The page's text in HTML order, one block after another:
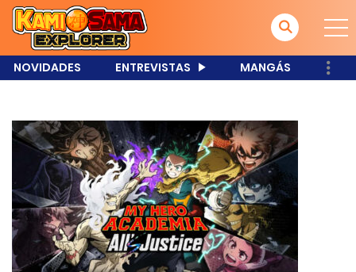
NOVIDADES ENTREVISTAS MANGÁS